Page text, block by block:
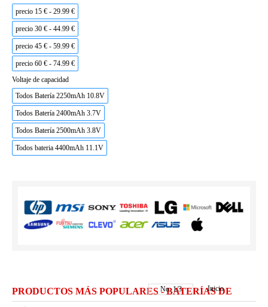
precio 15 € - 29.99 €
precio 30 € - 44.99 €
precio 45 € - 59.99 €
precio 60 € - 74.99 €
Voltaje de capacidad
Todos Batería 2250mAh 10.8V
Todos Batería 2400mAh 3.7V
Todos Batería 2500mAh 3.8V
Todos bateria 4400mAh 11.1V
PRODUCTOS MÁS POPULARES - BATERÍAS DE
No.1/3 Inicio